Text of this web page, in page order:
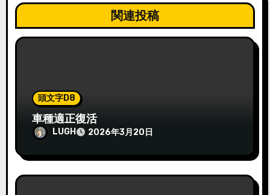
関連投稿
頭文字D8
車種適正復活
LUGH 2026年3月20日